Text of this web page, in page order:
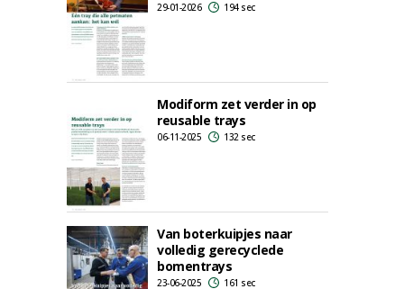
29-01-2026 194 sec
Modiform zet verder in op
reusable trays
06-11-2025 132 sec
Van boterkuipjes naar
volledig gerecyclede
bomentrays
23-06-2025 161 sec